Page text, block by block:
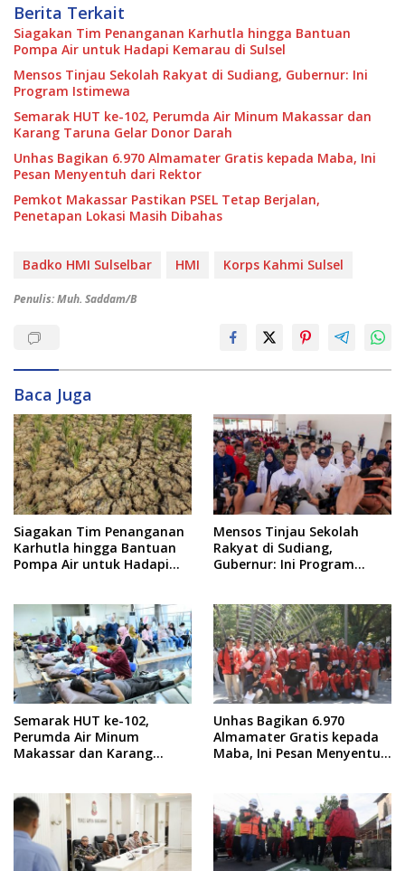
Berita Terkait
Siagakan Tim Penanganan Karhutla hingga Bantuan
Pompa Air untuk Hadapi Kemarau di Sulsel
Mensos Tinjau Sekolah Rakyat di Sudiang, Gubernur: Ini
Program Istimewa
Semarak HUT ke-102, Perumda Air Minum Makassar dan
Karang Taruna Gelar Donor Darah
Unhas Bagikan 6.970 Almamater Gratis kepada Maba, Ini
Pesan Menyentuh dari Rektor
Pemkot Makassar Pastikan PSEL Tetap Berjalan,
Penetapan Lokasi Masih Dibahas
Badko HMI Sulselbar HMI Korps Kahmi Sulsel
Penulis: Muh. Saddam/B
Baca Juga
Siagakan Tim Penanganan
Karhutla hingga Bantuan
Pompa Air untuk Hadapi
Mensos Tinjau Sekolah
Rakyat di Sudiang,
Gubernur: Ini Program
Semarak HUT ke-102,
Perumda Air Minum
Makassar dan Karang
Unhas Bagikan 6.970
Almamater Gratis kepada
Maba, Ini Pesan Menyentuh